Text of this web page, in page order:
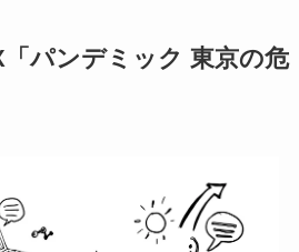
パンデミック 東京の危